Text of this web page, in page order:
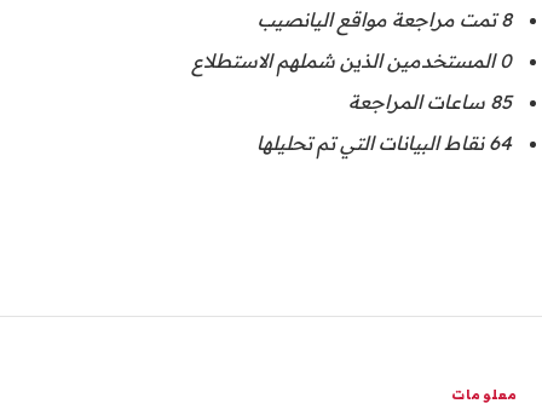
8 تمت مراجعة مواقع اليانصيب
0 المستخدمين الذين شملهم الاستطلاع
85 ساعات المراجعة
64 نقاط البيانات التي تم تحليلها
معلومات